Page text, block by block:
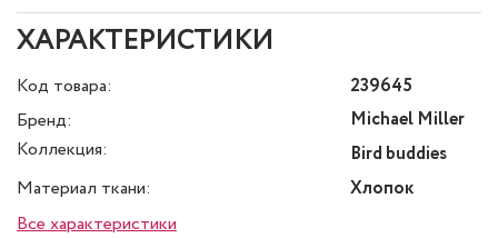
ХАРАКТЕРИСТИКИ
Код товара:
239645
Бренд:
Michael Miller
Коллекция:
Bird buddies
Материал ткани:
Хлопок
Все характеристики